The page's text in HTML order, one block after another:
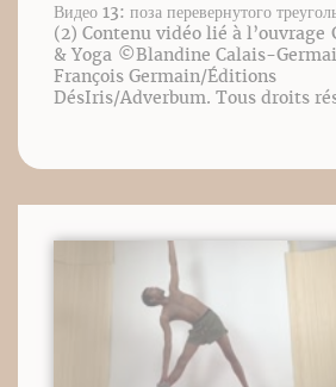
Видео 13: поза перевернутого
(2) Contenu vidéo lié à l’ouvrage
& Yoga ©️Blandine Calais-
François Germain/Éditions
DésIris/Adverbum. Tous droits